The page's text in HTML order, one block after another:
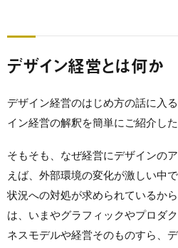
デザイン経営とは何か
デザイン経営のはじめ方の話に入
イン経営の解釈を簡単にご紹介した
そもそも、なぜ経営にデザインの
えば、外部環境の変化が激しい中
状況への対処が求められているか
は、いまやグラフィックやプロダ
ネスモデルや経営そのものすら、